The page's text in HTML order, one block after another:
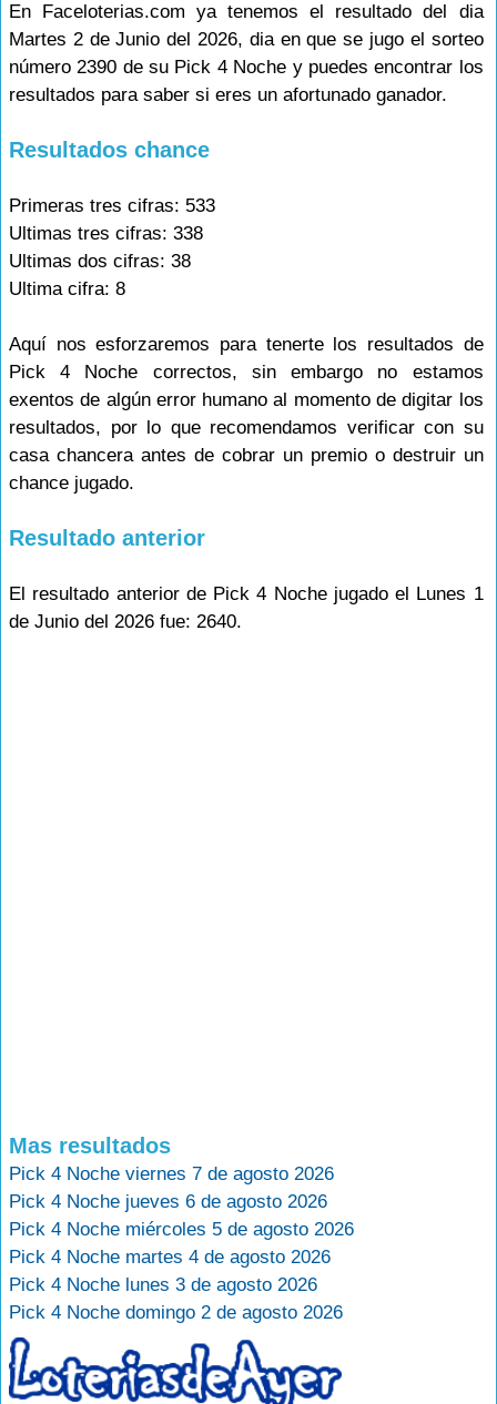
En Faceloterias.com ya tenemos el resultado del dia
Martes 2 de Junio del 2026, dia en que se jugo el sorteo
número 2390 de su Pick 4 Noche y puedes encontrar los
resultados para saber si eres un afortunado ganador.
Resultados chance
Primeras tres cifras: 533
Ultimas tres cifras: 338
Ultimas dos cifras: 38
Ultima cifra: 8
Aquí nos esforzaremos para tenerte los resultados de
Pick 4 Noche correctos, sin embargo no estamos
exentos de algún error humano al momento de digitar los
resultados, por lo que recomendamos verificar con su
casa chancera antes de cobrar un premio o destruir un
chance jugado.
Resultado anterior
El resultado anterior de Pick 4 Noche jugado el Lunes 1
de Junio del 2026 fue: 2640.
Mas resultados
Pick 4 Noche viernes 7 de agosto 2026
Pick 4 Noche jueves 6 de agosto 2026
Pick 4 Noche miércoles 5 de agosto 2026
Pick 4 Noche martes 4 de agosto 2026
Pick 4 Noche lunes 3 de agosto 2026
Pick 4 Noche domingo 2 de agosto 2026